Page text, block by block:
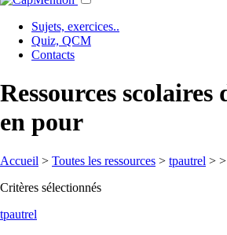
Sujets, exercices..
Quiz, QCM
Contacts
Ressources
en pour
Accueil > Toutes les ressources > tpautrel > >
Critères sélectionnés
tpautrel